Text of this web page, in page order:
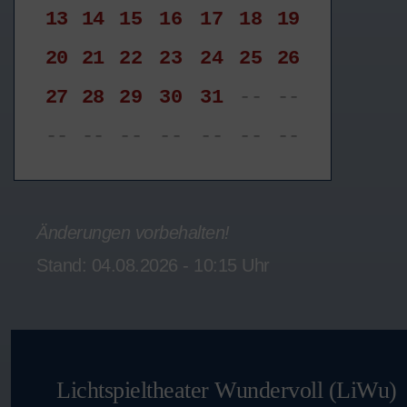
13 14 15 16 17 18
19
20
21 22 23 24 25
26
27
28 29 30 31 --
--
--
-- -- -- -- -- --
Änderungen vorbehalten!
Stand: 04.08.2026 - 10:15 Uhr
Lichtspieltheater Wundervoll (LiWu)